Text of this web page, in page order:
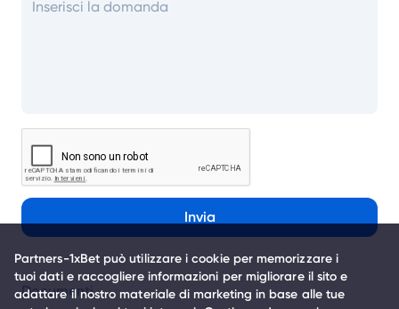
Partners-1xBet può utilizzare i cookie per memorizzare i
tuoi dati e raccogliere informazioni per migliorare il sito e
adattare il nostro materiale di marketing in base alle tue
Invia
Documenti